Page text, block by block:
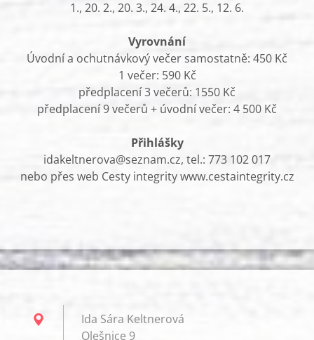
1., 20. 2., 20. 3., 24. 4., 22. 5., 12. 6.
Vyrovnání
Úvodní a ochutnávkový večer samostatně: 450 Kč
1 večer: 590 Kč
předplacení 3 večerů: 1550 Kč
předplacení 9 večerů + úvodní večer: 4 500 Kč
Přihlášky
idakeltnerova@seznam.cz, tel.: 773 102 017
nebo přes web Cesty integrity www.cestaintegrity.cz
Ida Sára Keltnerová
Olešnice 9